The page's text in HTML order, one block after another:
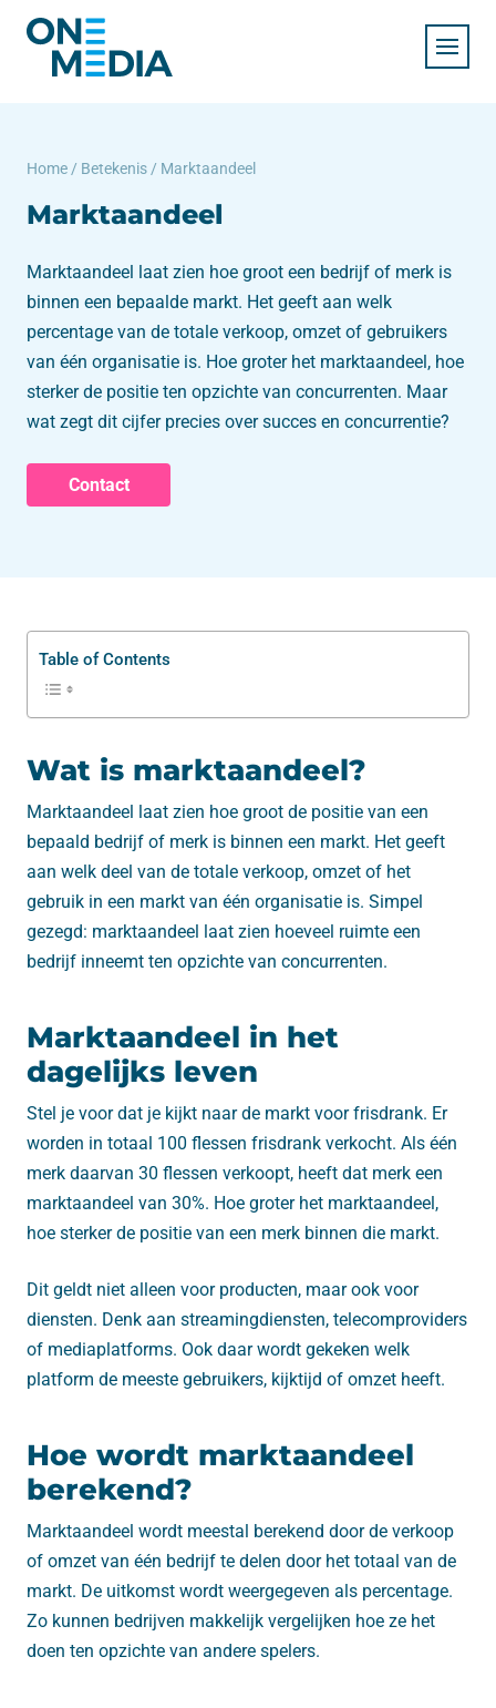
Home / Betekenis / Marktaandeel
Marktaandeel
Marktaandeel laat zien hoe groot een bedrijf of merk is
binnen een bepaalde markt. Het geeft aan welk
percentage van de totale verkoop, omzet of gebruikers
van één organisatie is. Hoe groter het marktaandeel, hoe
sterker de positie ten opzichte van concurrenten. Maar
wat zegt dit cijfer precies over succes en concurrentie?
Contact
Table of Contents
Wat is marktaandeel?
Marktaandeel laat zien hoe groot de positie van een
bepaald bedrijf of merk is binnen een markt. Het geeft
aan welk deel van de totale verkoop, omzet of het
gebruik in een markt van één organisatie is. Simpel
gezegd: marktaandeel laat zien hoeveel ruimte een
bedrijf inneemt ten opzichte van concurrenten.
Marktaandeel in het
dagelijks leven
Stel je voor dat je kijkt naar de markt voor frisdrank. Er
worden in totaal 100 flessen frisdrank verkocht. Als één
merk daarvan 30 flessen verkoopt, heeft dat merk een
marktaandeel van 30%. Hoe groter het marktaandeel,
hoe sterker de positie van een merk binnen die markt.
Dit geldt niet alleen voor producten, maar ook voor
diensten. Denk aan streamingdiensten, telecomproviders
of mediaplatforms. Ook daar wordt gekeken welk
platform de meeste gebruikers, kijktijd of omzet heeft.
Hoe wordt marktaandeel
berekend?
Marktaandeel wordt meestal berekend door de verkoop
of omzet van één bedrijf te delen door het totaal van de
markt. De uitkomst wordt weergegeven als percentage.
Zo kunnen bedrijven makkelijk vergelijken hoe ze het
doen ten opzichte van andere spelers.